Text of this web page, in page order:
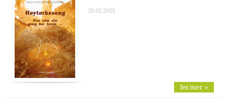
20.02.2023
les mer »